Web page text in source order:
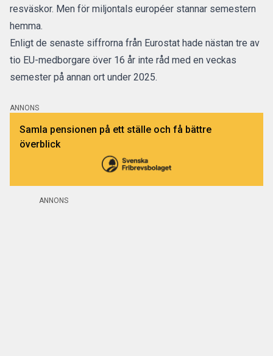
resväskor. Men för miljontals européer stannar semestern
hemma.
Enligt de senaste siffrorna från Eurostat hade nästan tre av
tio EU-medborgare över 16 år inte råd med en veckas
semester på annan ort under 2025.
ANNONS
Samla pensionen på ett ställe och få bättre
överblick
ANNONS